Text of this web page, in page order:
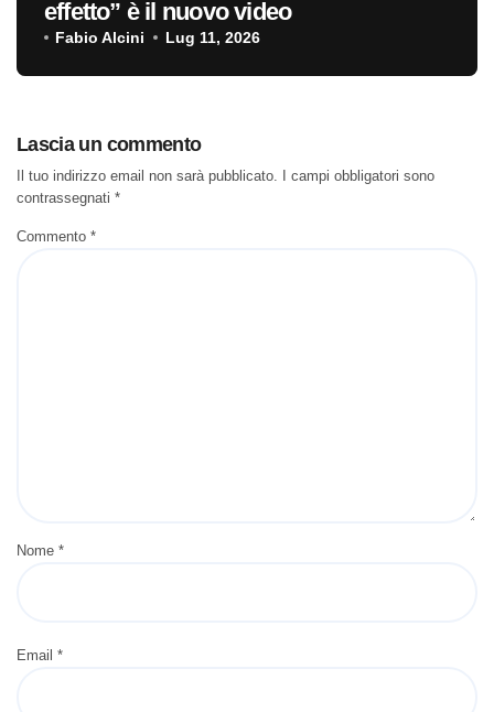
effetto” è il nuovo video
Fabio Alcini Lug 11, 2026
Lascia un commento
Il tuo indirizzo email non sarà pubblicato.
I campi obbligatori sono
contrassegnati *
Commento *
Nome *
Email *